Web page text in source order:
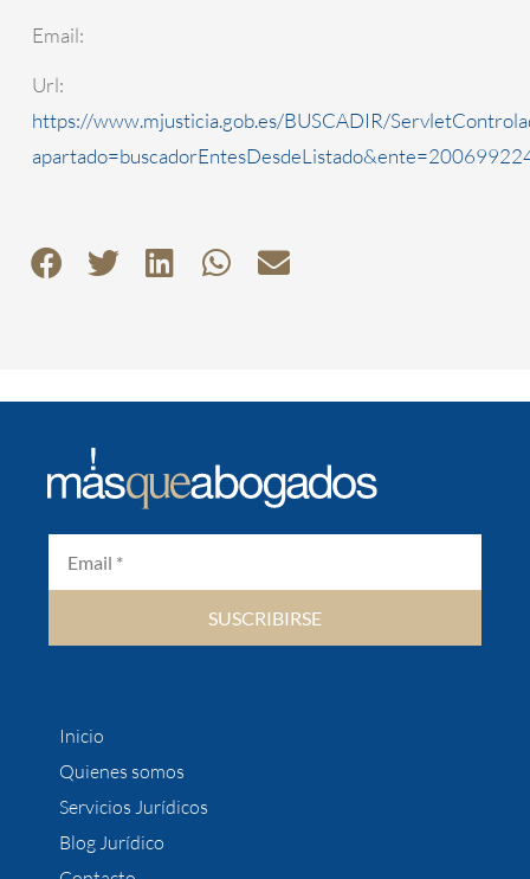
Email:
Url:
https://www.mjusticia.gob.es/BUSCADIR/
SUSCRIBIRSE
Inicio
Quienes somos
Servicios Jurídicos
Blog Jurídico